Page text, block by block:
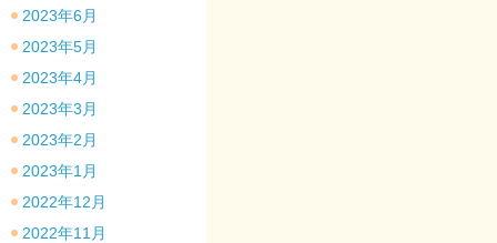
2023年6月
2023年5月
2023年4月
2023年3月
2023年2月
2023年1月
2022年12月
2022年11月